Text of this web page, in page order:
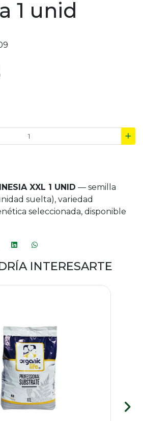
1 unid
XXL 1 UNID — semilla
suelta), variedad
seleccionada, disponible
INTERESARTE